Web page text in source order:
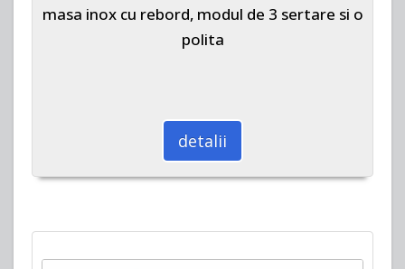
masa inox cu rebord, modul de 3 sertare si o
polita
detalii